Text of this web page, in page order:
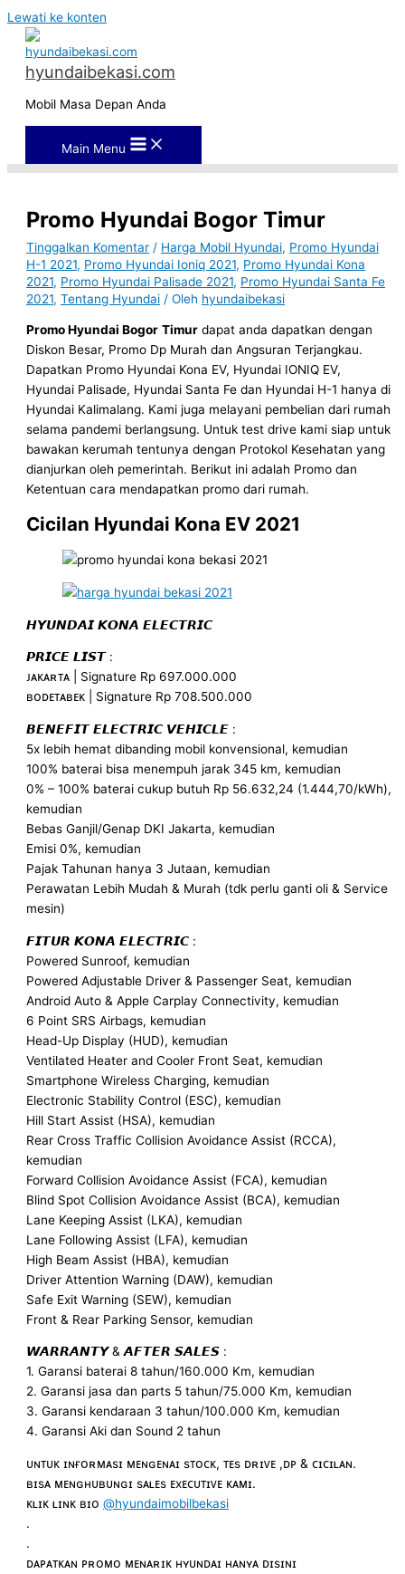
Lewati ke konten
hyundaibekasi.com
Mobil Masa Depan Anda
Main Menu
Promo Hyundai Bogor Timur
Tinggalkan Komentar / Harga Mobil Hyundai, Promo Hyundai
H-1 2021, Promo Hyundai Ioniq 2021, Promo Hyundai Kona
2021, Promo Hyundai Palisade 2021, Promo Hyundai Santa Fe
2021,Tentang Hyundai / Oleh hyundaibekasi
Promo Hyundai Bogor Timur dapat anda dapatkan dengan
Diskon Besar, Promo Dp Murah dan Angsuran Terjangkau.
Dapatkan Promo Hyundai Kona EV, Hyundai IONIQ EV,
Hyundai Palisade, Hyundai Santa Fe dan Hyundai H-1 hanya di
Hyundai Kalimalang. Kami juga melayani pembelian dari rumah
selama pandemi berlangsung. Untuk test drive kami siap untuk
bawakan kerumah tentunya dengan Protokol Kesehatan yang
dianjurkan oleh pemerintah. Berikut ini adalah Promo dan
Ketentuan cara mendapatkan promo dari rumah.
Cicilan Hyundai Kona EV 2021
𝙃𝙔𝙐𝙉𝘿𝘼𝙄 𝙆𝙊𝙉𝘼 𝙀𝙇𝙀𝘾𝙏𝙍𝙄𝘾
𝙋𝙍𝙄𝘾𝙀 𝙇𝙄𝙎𝙏 :
ᴊᴀᴋᴀʀᴛᴀ | Signature Rp 697.000.000
ʙᴏᴅᴇᴛᴀʙᴇᴋ | Signature Rp 708.500.000
𝘽𝙀𝙉𝙀𝙁𝙄𝙏 𝙀𝙇𝙀𝘾𝙏𝙍𝙄𝘾 𝙑𝙀𝙃𝙄𝘾𝙇𝙀 :
5x lebih hemat dibanding mobil konvensional, kemudian
100% baterai bisa menempuh jarak 345 km, kemudian
0% – 100% baterai cukup butuh Rp 56.632,24 (1.444,70/kWh),
kemudian
Bebas Ganjil/Genap DKI Jakarta, kemudian
Emisi 0%, kemudian
Pajak Tahunan hanya 3 Jutaan, kemudian
Perawatan Lebih Mudah & Murah (tdk perlu ganti oli & Service
mesin)
𝙁𝙄𝙏𝙐𝙍 𝙆𝙊𝙉𝘼 𝙀𝙇𝙀𝘾𝙏𝙍𝙄𝘾 :
Powered Sunroof, kemudian
Powered Adjustable Driver & Passenger Seat, kemudian
Android Auto & Apple Carplay Connectivity, kemudian
6 Point SRS Airbags, kemudian
Head-Up Display (HUD), kemudian
Ventilated Heater and Cooler Front Seat, kemudian
Smartphone Wireless Charging, kemudian
Electronic Stability Control (ESC), kemudian
Hill Start Assist (HSA), kemudian
Rear Cross Traffic Collision Avoidance Assist (RCCA),
kemudian
Forward Collision Avoidance Assist (FCA), kemudian
Blind Spot Collision Avoidance Assist (BCA), kemudian
Lane Keeping Assist (LKA), kemudian
Lane Following Assist (LFA), kemudian
High Beam Assist (HBA), kemudian
Driver Attention Warning (DAW), kemudian
Safe Exit Warning (SEW), kemudian
Front & Rear Parking Sensor, kemudian
𝙒𝘼𝙍𝙍𝘼𝙉𝙏𝙔 & 𝘼𝙁𝙏𝙀𝙍 𝙎𝘼𝙇𝙀𝙎 :
1. Garansi baterai 8 tahun/160.000 Km, kemudian
2. Garansi jasa dan parts 5 tahun/75.000 Km, kemudian
3. Garansi kendaraan 3 tahun/100.000 Km, kemudian
4. Garansi Aki dan Sound 2 tahun
ᴜɴᴛᴜᴋ ɪɴғᴏʀᴍᴀsɪ ᴍᴇɴɢᴇɴᴀɪ sᴛᴏᴄᴋ, ᴛᴇs ᴅʀɪᴠᴇ ,ᴅᴘ & ᴄɪᴄɪʟᴀɴ.
ʙɪsᴀ ᴍᴇɴɢʜᴜʙᴜɴɢɪ sᴀʟᴇs ᴇxᴇᴄᴜᴛɪᴠᴇ ᴋᴀᴍɪ.
ᴋʟɪᴋ ʟɪɴᴋ ʙɪᴏ@hyundaimobilbekasi
.
.
ᴅᴀᴘᴀᴛᴋᴀɴ ᴘʀᴏᴍᴏ ᴍᴇɴᴀʀɪᴋ ʜʏᴜɴᴅᴀɪ ʜᴀɴʏᴀ ᴅɪsɪɴɪ